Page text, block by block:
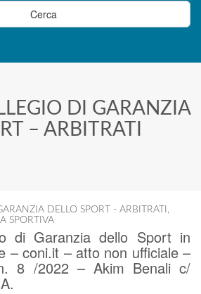
DI GARANZIA
– ARBITRATI
DELLO SPORT - ARBITRATI ,
SPORTIVA
di Garanzia dello Sport in
– coni.it – atto non ufficiale –
8 /2022 – Akim Benali c/